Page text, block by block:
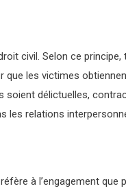
civil. Selon ce
les victimes
délictuelles,
les relations
à l’engagement que